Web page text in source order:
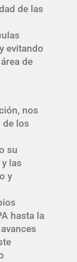
de las
evitando
de
nos
de los
su
las
y
hasta la